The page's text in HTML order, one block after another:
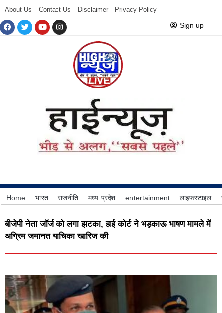
About Us Contact Us Disclaimer Privacy Policy
Sign up
Home भारत राजनीति मध्य प्रदेश entertainment लाइफस्टाइल
बीजेपी नेता जॉर्ज को लगा झटका, हाई कोर्ट ने भड़काऊ भाषण मामले में
अग्रिम जमानत याचिका खारिज की